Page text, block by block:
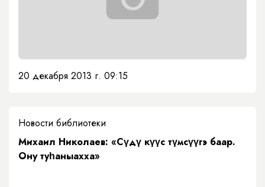
20 декабря 2013 г. 09:15
Новости библиотеки
Михаил Николаев: «Сүдү күүс түмсүүгэ баар.
Ону туһаныахха»